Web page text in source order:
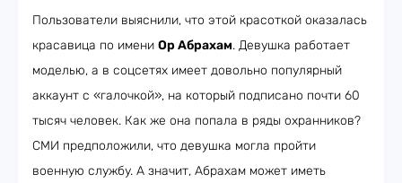
Пользователи выяснили, что этой красоткой оказалась
красавица по имени Ор Абрахам. Девушка работает
моделью, а в соцсетях имеет довольно популярный
аккаунт с «галочкой», на который подписано почти 60
тысяч человек. Как же она попала в ряды охранников?
СМИ предположили, что девушка могла пройти
военную службу. А значит, Абрахам может иметь